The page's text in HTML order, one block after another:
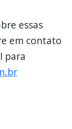
essas
em contato
para